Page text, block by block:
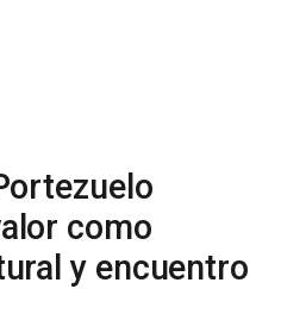
como
y encuentro